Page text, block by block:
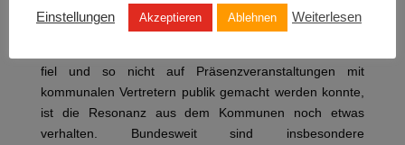
Das Tool TRAIL hat schon einige Aufmerksamkeit auf
Konferenzen und Fachveranstaltungen erregt. Da die
fiel und so nicht auf Präsenzveranstaltungen mit
kommunalen Vertretern publik gemacht werden konnte,
ist die Resonanz aus dem Kommunen noch etwas
verhalten. Bundesweit sind insbesondere
Einstellungen Akzeptieren Ablehnen Weiterlesen